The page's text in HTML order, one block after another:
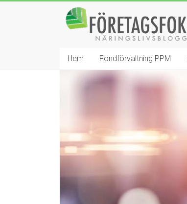
Företagsfokus
Näringslivsbloggen
Hem Fondförvaltning PPM